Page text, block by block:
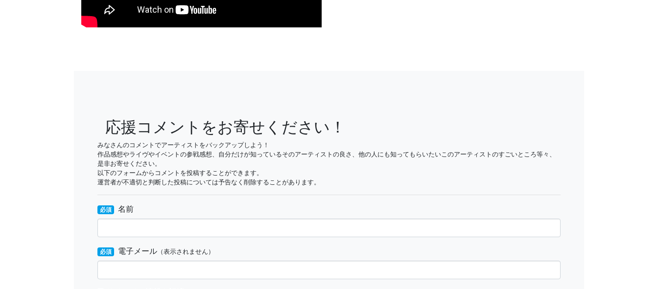
応援コメントをお寄せください！
みなさんのコメントでアーティストをバックアップしよう！
作品感想やライヴやイベントの参戦感想、自分だけが知っているそのアーティストの良さ、他の人にも知ってもらいたいこのアーティストのすごいところ等々、
是非お寄せください。
以下のフォームからコメントを投稿することができます。
運営者が不適切と判断した投稿については予告なく削除することがあります。
必須 名前
必須 電子メール（表示されません）